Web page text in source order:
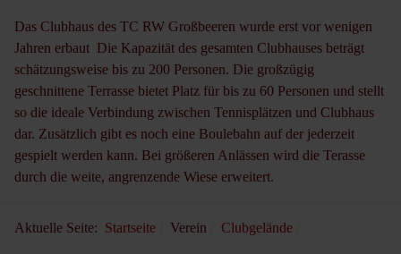
Das Clubhaus des TC RW Großbeeren wurde erst vor wenigen
Jahren erbaut Die Kapazität des gesamten Clubhauses beträgt
schätzungsweise bis zu 200 Personen. Die großzügig
geschnittene Terrasse bietet Platz für bis zu 60 Personen und stellt
so die ideale Verbindung zwischen Tennisplätzen und Clubhaus
dar. Zusätzlich gibt es noch eine Boulebahn auf der jederzeit
gespielt werden kann. Bei größeren Anlässen wird die Terasse
durch die weite, angrenzende Wiese erweitert.
Aktuelle Seite: Startseite Verein Clubgelände